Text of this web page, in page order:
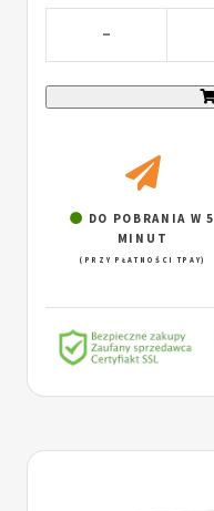
-
DO POBRANIA W 5
MINUT
(PRZY PŁATNOŚCI TPAY)